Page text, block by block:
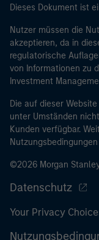
handelt; oder (c)
Regierung,
Ebene,
supranationaler
IWF, die EZB, die
internationale
handeln.
Bitte beachten Sie,
dem aus auf die
Dieses Dokument ist
Nutzer müssen die
akzeptieren, da in
regulatorische
von Informationen zu
Investment
Die auf dieser
unter Umständen
Kunden verfügbar.
©2026 Morgan
Datenschutz
Your Privacy